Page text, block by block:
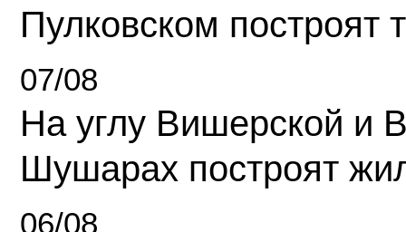
Пулковском построят
07/08
На углу Вишерской и
Шушарах построят
06/08